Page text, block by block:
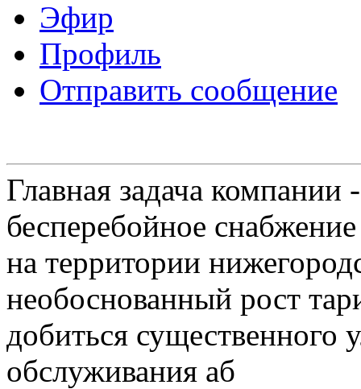
Эфир
Профиль
Отправить сообщение
Главная задача
бесперебойное
на территории
необоснованный рост
добиться существенного
обслуживания аб